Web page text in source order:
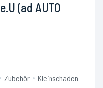
(ad AUTO
Zubehör
Kleinschaden